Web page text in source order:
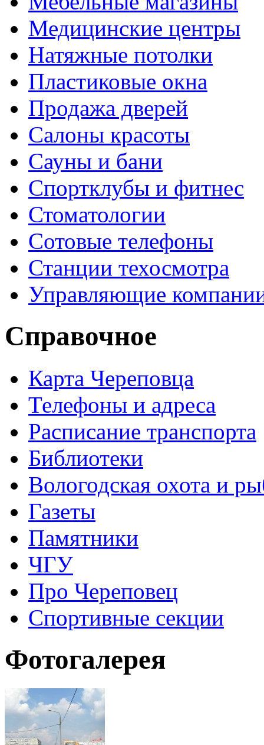
Медицинские центры
Натяжные потолки
Пластиковые окна
Продажа дверей
Салоны красоты
Сауны и бани
Спортклубы и фитнес
Стоматологии
Сотовые телефоны
Станции техосмотра
Управляющие
Справочное
Карта Череповца
Телефоны и адреса
Расписание транспорта
Библиотеки
Вологодская охота и
Газеты
Памятники
ЧГУ
Про Череповец
Спортивные секции
Фотогалерея